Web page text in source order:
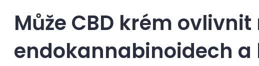
Může CBD krém
endokannabinoidech a